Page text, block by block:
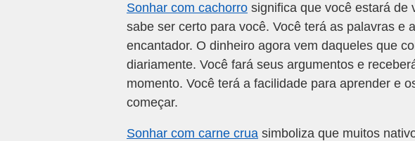
Sonhar com cachorro significa que você estará de
sabe ser certo para você. Você terá as palavras e
encantador. O dinheiro agora vem daqueles que
diariamente. Você fará seus argumentos e
momento. Você terá a facilidade para aprender e
começar.
Sonhar com carne crua simboliza que muitos